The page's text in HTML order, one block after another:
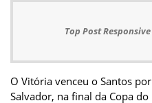
Top Post
O Vitória venceu o Santos
Salvador, na final da Copa